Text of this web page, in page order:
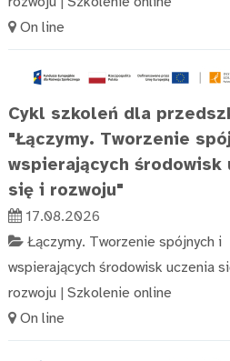
On line
Cykl szkoleń dla
"Łączymy. Tworzenie
wspierających środowisk
się i rozwoju"
17.08.2026
Łączymy. Tworzenie spójnych i
wspierających środowisk uczenia
rozwoju | Szkolenie online
On line